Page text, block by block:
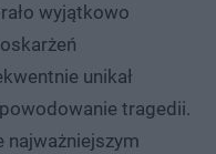
wyjątkowo
unikał
tragedii.
najważniejszym